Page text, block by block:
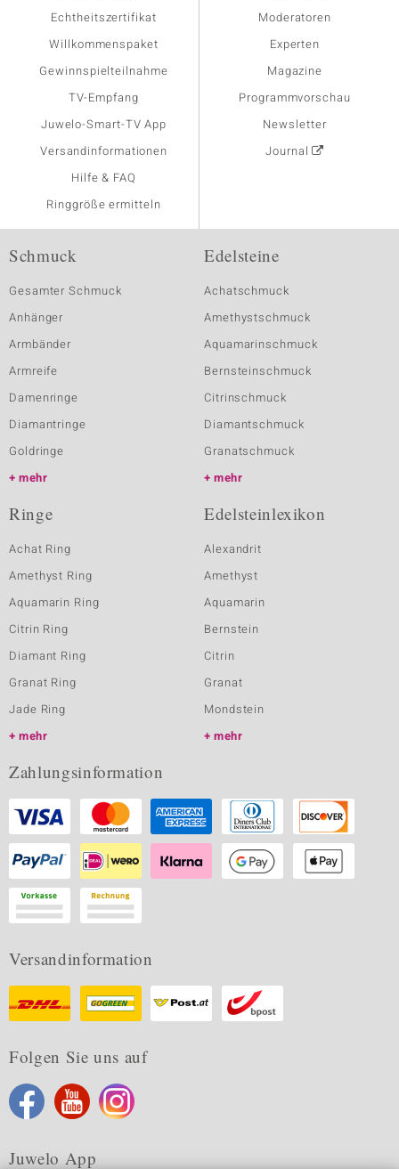
Echtheitszertifikat
Willkommenspaket
Gewinnspielteilnahme
TV-Empfang
Juwelo-Smart-TV App
Versandinformationen
Hilfe & FAQ
Ringgröße ermitteln
Moderatoren
Experten
Magazine
Programmvorschau
Newsletter
Journal
Schmuck
Gesamter Schmuck
Anhänger
Armbänder
Armreife
Damenringe
Diamantringe
Goldringe
mehr
Edelsteine
Achatschmuck
Amethystschmuck
Aquamarinschmuck
Bernsteinschmuck
Citrinschmuck
Diamantschmuck
Granatschmuck
mehr
Ringe
Achat Ring
Amethyst Ring
Aquamarin Ring
Citrin Ring
Diamant Ring
Granat Ring
Jade Ring
mehr
Edelsteinlexikon
Alexandrit
Amethyst
Aquamarin
Bernstein
Citrin
Granat
Mondstein
mehr
Zahlungsinformation
Versandinformation
Folgen Sie uns auf
Juwelo App